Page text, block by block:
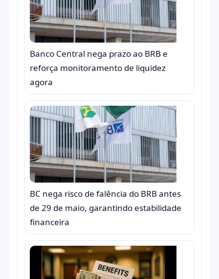
Banco Central nega prazo ao BRB e
reforça monitoramento de liquidez
agora
BC nega risco de falência do BRB antes
de 29 de maio, garantindo estabilidade
financeira